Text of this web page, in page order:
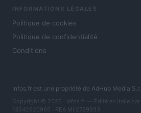
INFORMATIONS LÉGALES
Politique de cookies
Politique de confidentialité
Conditions
Infos.fr est une propriété de AdHub Media
Copyright © 2026 · Infos.fr — Édité en Italie par
13542920965 · REA MI 2729933